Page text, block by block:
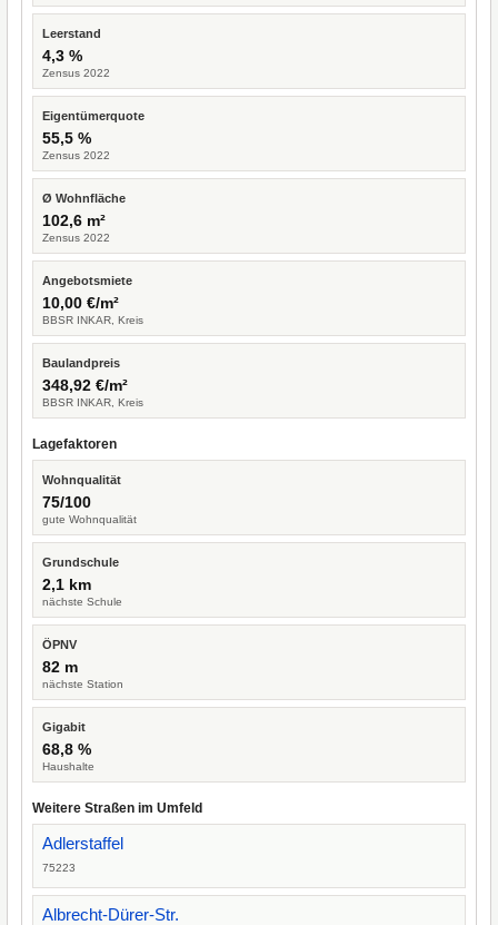
Leerstand
4,3 %
Zensus 2022
Eigentümerquote
55,5 %
Zensus 2022
Ø Wohnfläche
102,6 m²
Zensus 2022
Angebotsmiete
10,00 €/m²
BBSR INKAR, Kreis
Baulandpreis
348,92 €/m²
BBSR INKAR, Kreis
Lagefaktoren
Wohnqualität
75/100
gute Wohnqualität
Grundschule
2,1 km
nächste Schule
ÖPNV
82 m
nächste Station
Gigabit
68,8 %
Haushalte
Weitere Straßen im Umfeld
Adlerstaffel
75223
Albrecht-Dürer-Str.